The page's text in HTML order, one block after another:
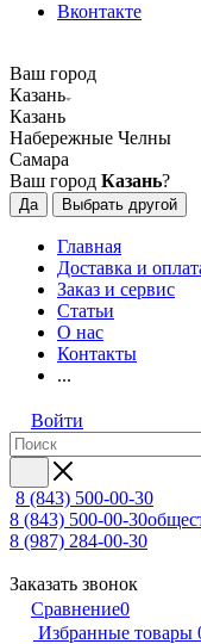
Вконтакте
Ваш город
Казань
Казань
Набережные Челны
Самара
Ваш город Казань?
Да Выбрать другой
Главная
Доставка и
Заказ и сервис
Статьи
О нас
Контакты
...
Войти
8 (843) 500-00-30
8 (843) 500-00-30
8 (987) 284-00-30
Заказать звонок
Сравнение0
Избранные товары